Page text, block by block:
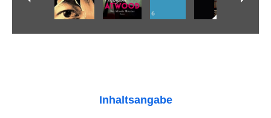
Inhaltsangabe